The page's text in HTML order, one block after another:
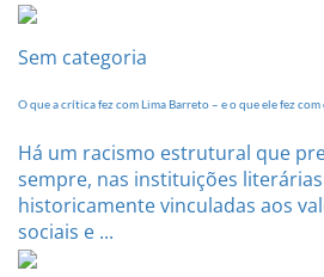
Sem categoria
O que a crítica fez com Lima Barreto – e o que ele fez com
Há um racismo estrutural que
sempre, nas instituições
historicamente vinculadas aos
sociais e ...